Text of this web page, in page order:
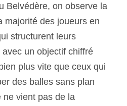
Belvédère, on observe la
majorité des joueurs en
structurent leurs
un objectif chiffré
plus vite que ceux qui
des balles sans plan
ne vient pas de la